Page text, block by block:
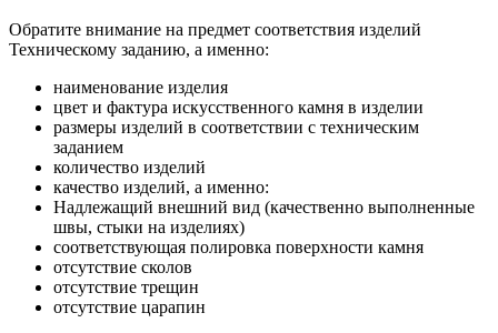
Обратите внимание на предмет соответствия изделий
Техническому заданию, а именно:
наименование изделия
цвет и фактура искусственного камня в изделии
размеры изделий в соответствии с техническим
заданием
количество изделий
качество изделий, а именно:
Надлежащий внешний вид (качественно выполненные
швы, стыки на изделиях)
соответствующая полировка поверхности камня
отсутствие сколов
отсутствие трещин
отсутствие царапин